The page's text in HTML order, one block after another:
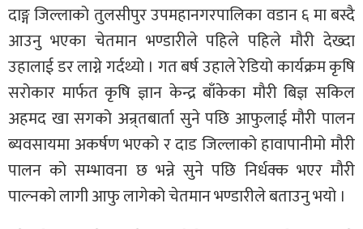
दाङ्ग जिल्लाको तुलसीपुर उपमहानगरपालिका वडान ६ मा बस्दै
आउनु भएका चेतमान भण्डारीले पहिले पहिले मौरी देख्दा
उहालाई डर लाग्ने गर्दथ्यो । गत बर्ष उहाले रेडियो कार्यक्रम कृषि
सरोकार मार्फत कृषि ज्ञान केन्द्र बाँकेका मौरी बिज्ञ सकिल
अहमद खा सगको अन्र्तबार्ता सुने पछि आफुलाई मौरी पालन
ब्यवसायमा अकर्षण भएको र दाड जिल्लाको हावापानीमो मौरी
पालन को सम्भावना छ भन्ने सुने पछि निर्धक्क भएर मौरी
पाल्नको लागी आफु लागेको चेतमान भण्डारीले बताउनु भयो ।